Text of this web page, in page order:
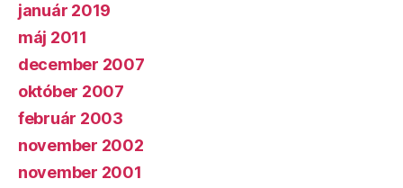
január 2019
máj 2011
december 2007
október 2007
február 2003
november 2002
november 2001